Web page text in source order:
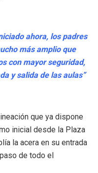
ahora, los padres
más amplio que
con mayor seguridad,
y salida de las aulas”
que ya dispone
inicial desde la Plaza
la acera en su entrada
de todo el